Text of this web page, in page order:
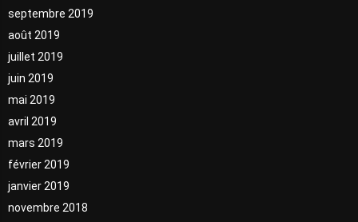
septembre 2019
août 2019
juillet 2019
juin 2019
mai 2019
avril 2019
mars 2019
février 2019
janvier 2019
novembre 2018